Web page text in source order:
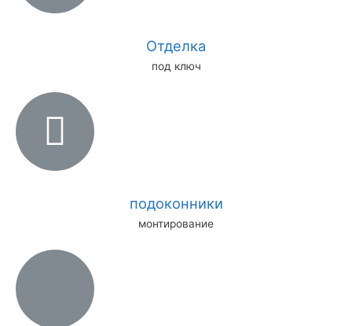
Отделка
под ключ
подоконники
монтирование